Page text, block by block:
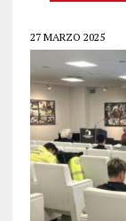
27 MARZO 2025